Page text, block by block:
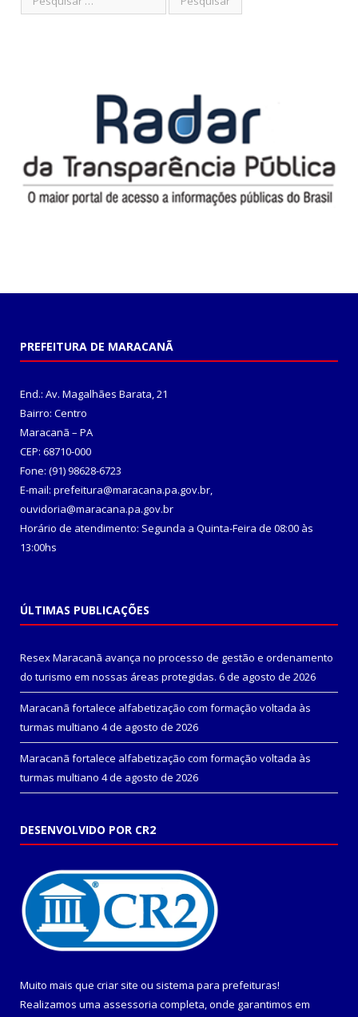
PREFEITURA DE MARACANÃ
End.: Av. Magalhães Barata, 21
Bairro: Centro
Maracanã – PA
CEP: 68710-000
Fone: (91) 98628-6723
E-mail: prefeitura@maracana.pa.gov.br,
ouvidoria@maracana.pa.gov.br
Horário de atendimento: Segunda a Quinta-Feira de 08:00 às
13:00hs
ÚLTIMAS PUBLICAÇÕES
Resex Maracanã avança no processo de gestão e ordenamento
do turismo em nossas áreas protegidas. 6 de agosto de 2026
Maracanã fortalece alfabetização com formação voltada às
turmas multiano 4 de agosto de 2026
Maracanã fortalece alfabetização com formação voltada às
turmas multiano 4 de agosto de 2026
DESENVOLVIDO POR CR2
Muito mais que criar site ou sistema para prefeituras!
Realizamos uma assessoria completa, onde garantimos em